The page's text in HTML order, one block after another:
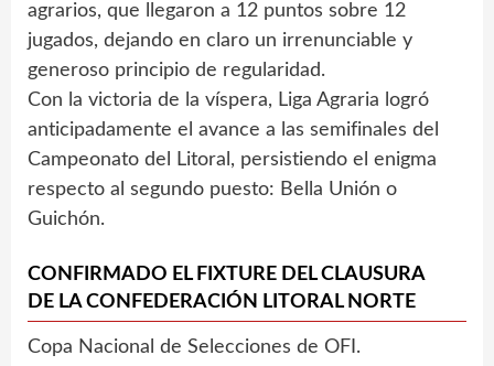
agrarios, que llegaron a 12 puntos sobre 12
jugados, dejando en claro un irrenunciable y
generoso principio de regularidad.
Con la victoria de la víspera, Liga Agraria logró
anticipadamente el avance a las semifinales del
Campeonato del Litoral, persistiendo el enigma
respecto al segundo puesto: Bella Unión o
Guichón.
CONFIRMADO EL FIXTURE DEL CLAUSURA
DE LA CONFEDERACIÓN LITORAL NORTE
Copa Nacional de Selecciones de OFI.